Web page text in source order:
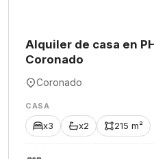
Alquiler de casa en
Coronado
Coronado
CASA
x3 x2 215 m²